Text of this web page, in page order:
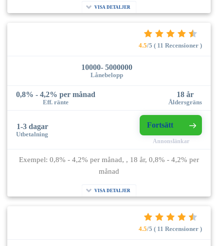
VISA DETALJER
4.5/5 ( 11 Recensioner )
10000- 5000000
Lånebelopp
0,8% - 4,2% per månad
Eff. ränte
18 år
Åldersgräns
1-3 dagar
Utbetalning
Fortsätt
Annonslänkar
Exempel: 0,8% - 4,2% per månad, , 18 år, 0,8% - 4,2% per
månad
VISA DETALJER
4.5/5 ( 11 Recensioner )